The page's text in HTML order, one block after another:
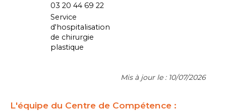
03 20 44 69 22
Service
d'hospitalisation
de chirurgie
plastique
Mis à jour le : 10/07/2026
L'équipe du Centre de Compétence :